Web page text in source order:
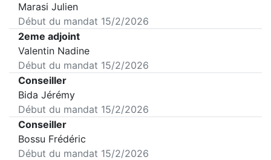
Marasi Julien
Début du mandat 15/2/2026
2eme adjoint
Valentin Nadine
Début du mandat 15/2/2026
Conseiller
Bida Jérémy
Début du mandat 15/2/2026
Conseiller
Bossu Frédéric
Début du mandat 15/2/2026